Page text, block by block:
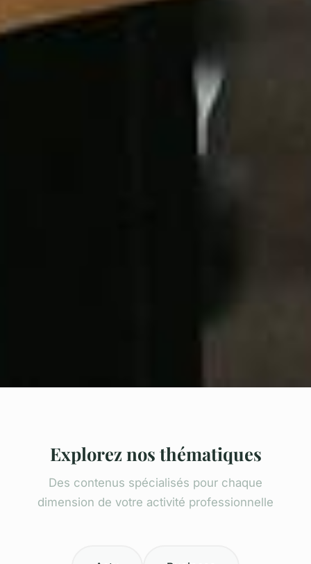
Explorez nos thématiques
Des contenus spécialisés pour chaque
dimension de votre activité professionnelle